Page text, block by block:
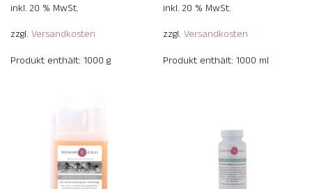
inkl. 20 % MwSt.
zzgl. Versandkosten
Produkt enthält: 1000 g
inkl. 20 % MwSt.
zzgl. Versandkosten
Produkt enthält: 1000 ml